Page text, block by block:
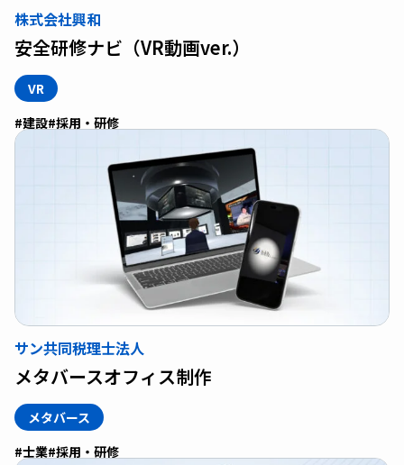
株式会社興和
安全研修ナビ（VR動画ver.）
VR
#建設#採用・研修
サン共同税理士法人
メタバースオフィス制作
メタバース
#士業#採用・研修